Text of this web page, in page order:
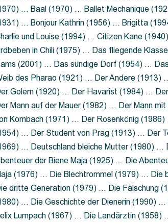
… Baal (1970) … Ballet Mechanique
… Bonjour Kathrin (1956) … Brigitta
und Louise (1994) … Citizen Kane
in Chili (1975) … Das fliegende
(2001) … Das sündige Dorf (1954) …
des Pharao (1921) … Der Andere
Golem (1920) … Der Havarist (1984) …
Mann auf der Mauer (1982) … Der Mann
Kombach (1971) … Der Rosenkönig
… Der Student von Prag (1913) … Der
… Deutschland bleiche Mutter (1980) …
der Biene Maja (1925) … Die
(1976) … Die Blechtrommel (1979) …
dritte Generation (1979) … Die Fälschung
… Die Geschichte der Dienerin (1990)
Lumpach (1967) … Die Landärztin